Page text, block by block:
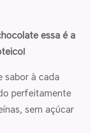
essa é a
sabor à cada
perfeitamente
sem açúcar